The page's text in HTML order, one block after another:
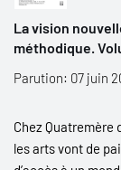
La vision
méthodique.
Parution: 07 juin
Chez Quatremère
les arts vont de